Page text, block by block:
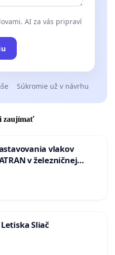
AI za vás pripraví
Súkromie už v návrhu
zaujímať
vlakov
v železničnej
Sliač